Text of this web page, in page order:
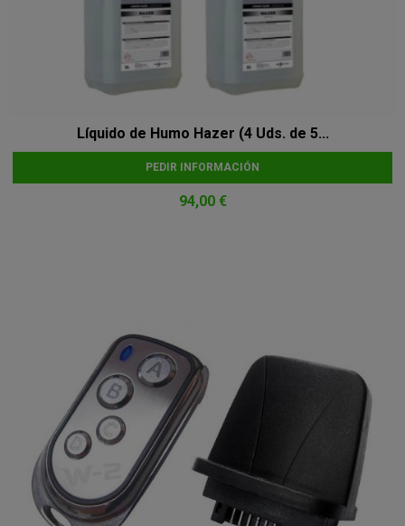
Líquido de Humo Hazer (4 Uds. de 5...
PEDIR INFORMACIÓN
94,00 €